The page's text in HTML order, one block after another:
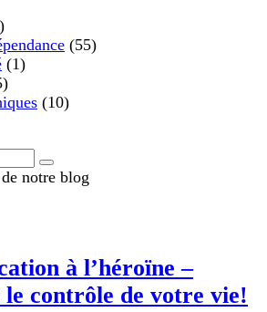
(55)
(1)
(10)
notre blog
à l’héroïne –
le contrôle de votre vie!